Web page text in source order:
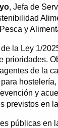
, Jefa de
y
la Ley 1/
prioridades.
de la
hostelería,
y
previstos en
públicas en